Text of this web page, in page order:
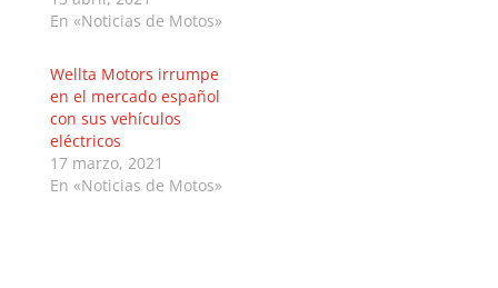
En «Noticias de Motos»
Wellta Motors irrumpe
en el mercado español
con sus vehículos
eléctricos
17 marzo, 2021
En «Noticias de Motos»